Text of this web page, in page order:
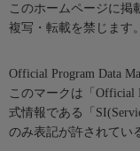
このホームページに掲
複写・転載を禁じます。
Official Program Data
このマークは「Official
式情報である「
のみ表記が許されてい